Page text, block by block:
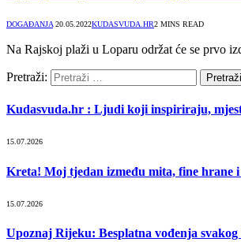
DOGAĐANJA 20.05.2022KUDASVUDA.HR2 MINS READ
Na Rajskoj plaži u Loparu održat će se prvo
Pretraži:
Kudasvuda.hr : Ljudi koji inspiriraju,
15.07.2026
Kreta! Moj tjedan između mita, fine hrane i
15.07.2026
Upoznaj Rijeku: Besplatna vođenja